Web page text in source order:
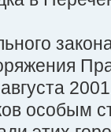
особым